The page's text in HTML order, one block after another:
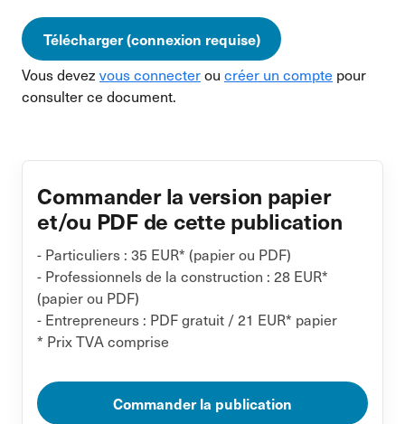
Télécharger (connexion requise)
Vous devez vous connecterou créer un compte pour
consulter ce document.
Commander la version papier
et/ou PDF de cette publication
- Particuliers : 35 EUR* (papier ou PDF)
- Professionnels de la construction : 28 EUR*
(papier ou PDF)
- Entrepreneurs : PDF gratuit / 21 EUR* papier
* Prix TVA comprise
Commander la publication